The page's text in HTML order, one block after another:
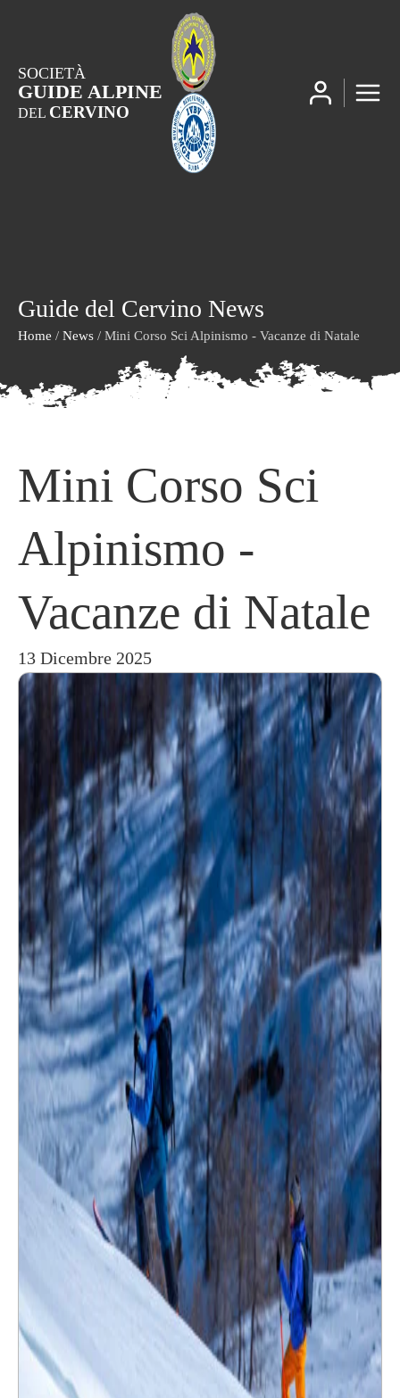
SOCIETÀ
GUIDE ALPINE
DEL CERVINO
Guide del Cervino News
Home / News / Mini Corso Sci Alpinismo - Vacanze di Natale
Mini Corso Sci
Alpinismo -
Vacanze di Natale
13 Dicembre 2025